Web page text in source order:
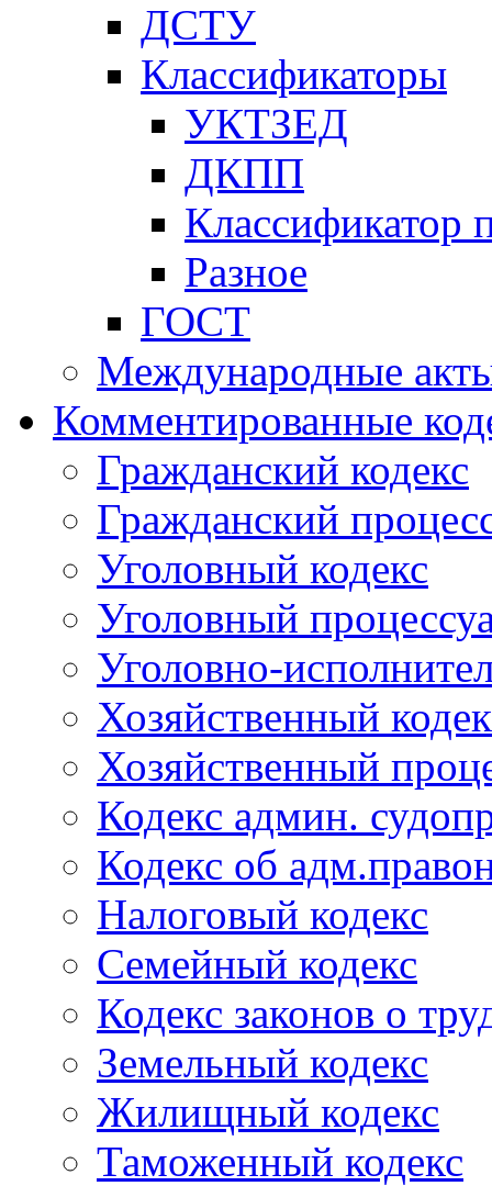
ДСТУ
Классификаторы
УКТЗЕД
ДКПП
Классификатор
Разное
ГОСТ
Международные
Комментированные
Гражданский кодекс
Гражданский
Уголовный кодекс
Уголовный
Уголовно-
Хозяйственный
Хозяйственный
Кодекс админ.
Кодекс об
Налоговый кодекс
Семейный кодекс
Кодекс законов о
Земельный кодекс
Жилищный кодекс
Таможенный кодекс